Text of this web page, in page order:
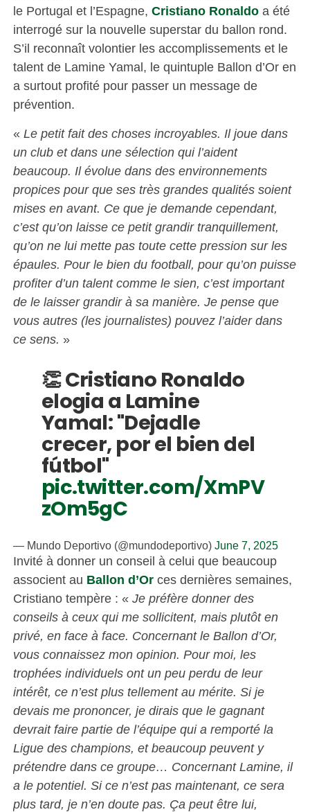
le Portugal et l’Espagne, Cristiano Ronaldoa été
interrogé sur la nouvelle superstar du ballon rond.
S’il reconnaît volontier les accomplissements et le
talent de Lamine Yamal, le quintuple Ballon d’Or en
a surtout profité pour passer un message de
prévention.
« Le petit fait des choses incroyables. Il joue dans
un club et dans une sélection qui l’aident
beaucoup. Il évolue dans des environnements
propices pour que ses très grandes qualités soient
mises en avant. Ce que je demande cependant,
c’est qu’on laisse ce petit grandir tranquillement,
qu’on ne lui mette pas toute cette pression sur les
épaules. Pour le bien du football, pour qu’on puisse
profiter d’un talent comme le sien, c’est important
de le laisser grandir à sa manière. Je pense que
vous autres (les journalistes) pouvez l’aider dans
ce sens. »
👏 Cristiano Ronaldo
elogia a Lamine
Yamal: "Dejadle
crecer, por el bien del
fútbol"
pic.twitter.com/XmPV
zOm5gC
— Mundo Deportivo (@mundodeportivo) June 7, 2025
Invité à donner un conseil à celui que beaucoup
associent au Ballon d’Orces dernières semaines,
Cristiano tempère : « Je préfère donner des
conseils à ceux qui me sollicitent, mais plutôt en
privé, en face à face. Concernant le Ballon d’Or,
vous connaissez mon opinion. Pour moi, les
trophées individuels ont un peu perdu de leur
intérêt, ce n’est plus tellement au mérite. Si je
devais me prononcer, je dirais que le gagnant
devrait faire partie de l’équipe qui a remporté la
Ligue des champions, et beaucoup peuvent y
prétendre dans ce groupe… Concernant Lamine, il
a le potentiel. Si ce n’est pas maintenant, ce sera
plus tard, je n’en doute pas. Ça peut être lui,